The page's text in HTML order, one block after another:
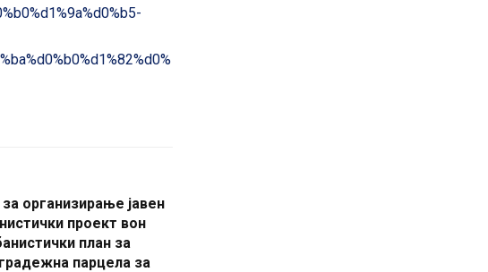
организирање јавен
проект вон
план за
парцела за